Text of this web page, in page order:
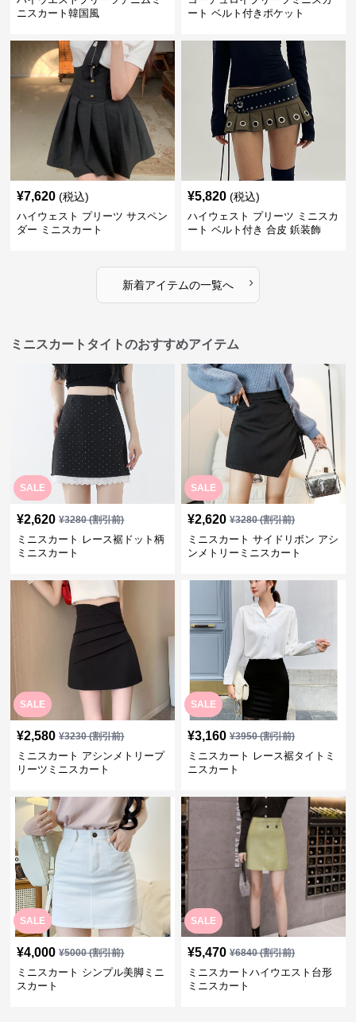
ニスカート韓国風
ート ベルト付きポケット
¥7,620 (税込)
ハイウェスト プリーツ サスペン
ダー ミニスカート
¥5,820 (税込)
ハイウェスト プリーツ ミニスカ
ート ベルト付き 合皮 鋲装飾
新着アイテムの一覧へ ›
ミニスカートタイトのおすすめアイテム
SALE
¥2,620 ¥3280(割引前)
ミニスカート レース裾ドット柄
ミニスカート
SALE
¥2,620 ¥3280(割引前)
ミニスカート サイドリボン アシ
ンメトリーミニスカート
SALE
¥2,580 ¥3230(割引前)
ミニスカート アシンメトリープ
リーツミニスカート
SALE
¥3,160 ¥3950(割引前)
ミニスカート レース裾タイトミ
ニスカート
SALE
¥4,000 ¥5000(割引前)
ミニスカート シンプル美脚ミニ
スカート
SALE
¥5,470 ¥6840(割引前)
ミニスカートハイウエスト台形
ミニスカート